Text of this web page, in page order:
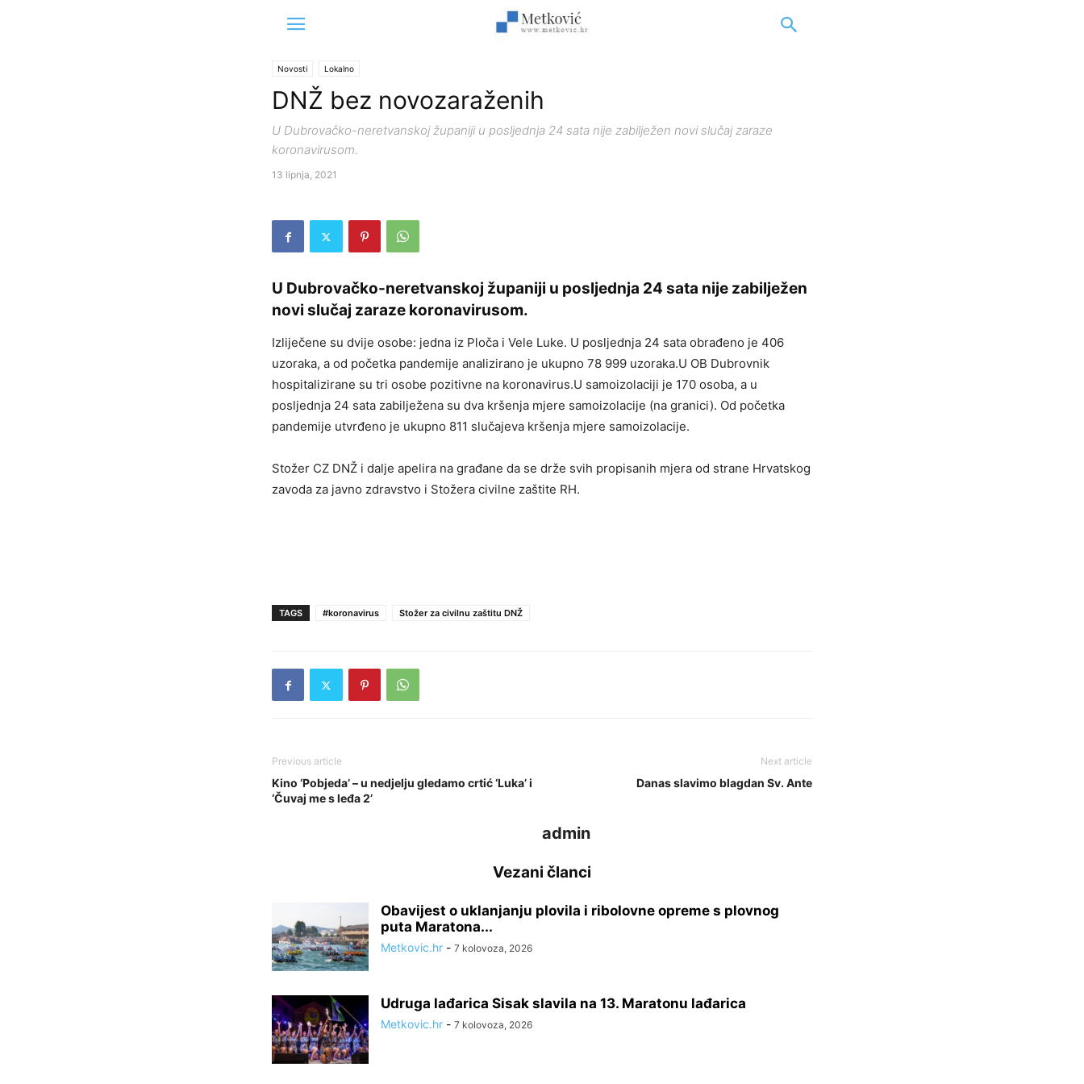
Novosti Lokalno
DNŽ bez novozaraženih
U Dubrovačko-neretvanskoj županiji u posljednja 24 sata nije zabilježen novi slučaj zaraze
koronavirusom.
13 lipnja, 2021
U Dubrovačko-neretvanskoj županiji u posljednja 24 sata nije zabilježen
novi slučaj zaraze koronavirusom.
Izliječene su dvije osobe: jedna iz Ploča i Vele Luke. U posljednja 24 sata obrađeno je 406
uzoraka, a od početka pandemije analizirano je ukupno 78 999 uzoraka.U OB Dubrovnik
hospitalizirane su tri osobe pozitivne na koronavirus.U samoizolaciji je 170 osoba, a u
posljednja 24 sata zabilježena su dva kršenja mjere samoizolacije (na granici). Od početka
pandemije utvrđeno je ukupno 811 slučajeva kršenja mjere samoizolacije.
Stožer CZ DNŽ i dalje apelira na građane da se drže svih propisanih mjera od strane Hrvatskog
zavoda za javno zdravstvo i Stožera civilne zaštite RH.
TAGS #koronavirus Stožer za civilnu zaštitu DNŽ
Previous article
Kino ‘Pobjeda’ – u nedjelju gledamo crtić ‘Luka’ i
‘Čuvaj me s leđa 2’
Next article
Danas slavimo blagdan Sv. Ante
admin
Vezani članci
Obavijest o uklanjanju plovila i ribolovne opreme s plovnog
puta Maratona...
Metkovic.hr - 7 kolovoza, 2026
Udruga lađarica Sisak slavila na 13. Maratonu lađarica
Metkovic.hr - 7 kolovoza, 2026